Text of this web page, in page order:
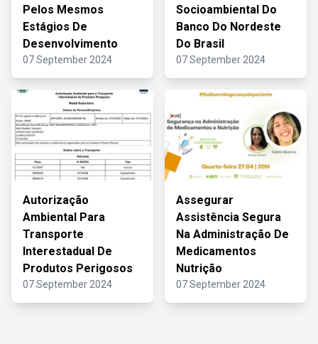
Pelos Mesmos
Estágios De
Desenvolvimento
07 September 2024
Socioambiental Do
Banco Do Nordeste
Do Brasil
07 September 2024
Autorização
Ambiental Para
Transporte
Interestadual De
Produtos Perigosos
07 September 2024
Assegurar
Assistência Segura
Na Administração De
Medicamentos
Nutrição
07 September 2024